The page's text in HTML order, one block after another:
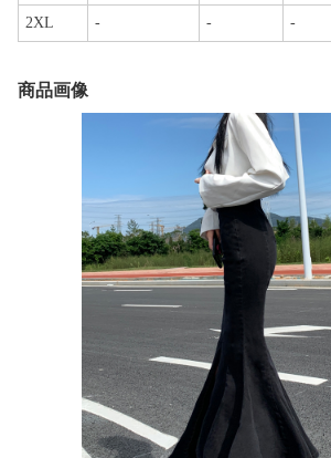
2XL - - -
商品画像